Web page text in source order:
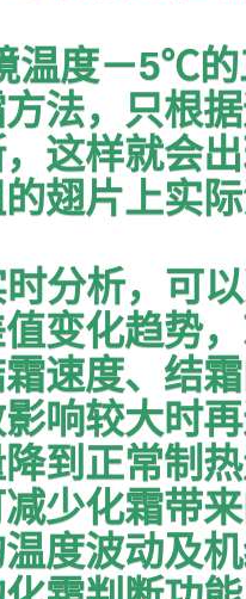
度－5℃的
法，只根
这样就会
翅片上实
分析，可
变化趋势
速度、结
响较大时
到正常制
少化霜带
度波动及